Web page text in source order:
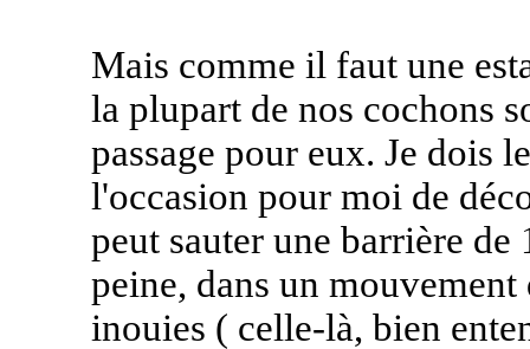
Mais comme il faut une
la plupart de nos cochons
passage pour eux. Je dois
l'occasion pour moi de
peut sauter une barrière
peine, dans un
inouies ( celle-là, bien